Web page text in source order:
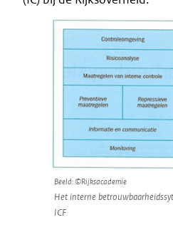
Beeld: ©Rijksacademie
Het interne
ICF